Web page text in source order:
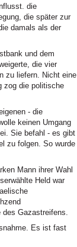
die
die später zur
damals als der
und dem
die vier
zu liefern. Nicht eine
zog die politische
- die
keinen Umgang
Sie befahl - es gibt
zu folgen. So wurde
Mann ihrer Wahl
Held war
des Gazastreifens.
Es ist fast